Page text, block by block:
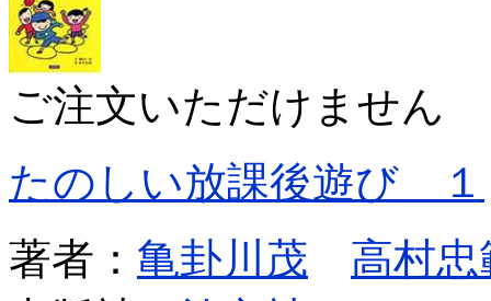
ご注文いただけません
たのしい放課後遊び １
著者： 亀卦川茂
高村忠